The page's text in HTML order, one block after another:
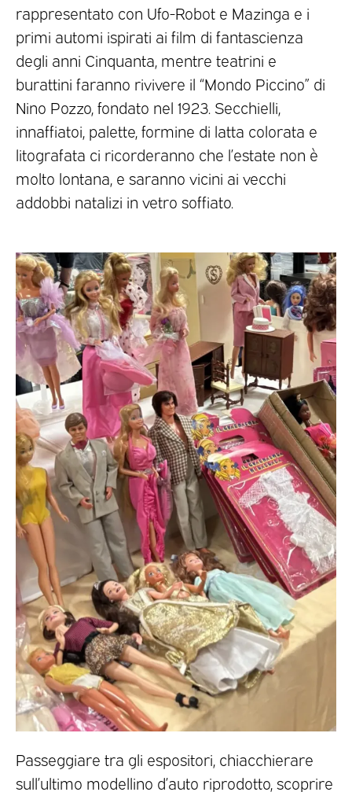
rappresentato con Ufo-Robot e Mazinga e i
primi automi ispirati ai film di fantascienza
degli anni Cinquanta, mentre teatrini e
burattini faranno rivivere il “Mondo Piccino” di
Nino Pozzo, fondato nel 1923. Secchielli,
innaffiatoi, palette, formine di latta colorata e
litografata ci ricorderanno che l’estate non è
molto lontana, e saranno vicini ai vecchi
addobbi natalizi in vetro soffiato.
Passeggiare tra gli espositori, chiacchierare
sull’ultimo modellino d’auto riprodotto, scoprire